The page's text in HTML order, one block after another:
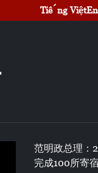
Tiếng Việt
范明政总理：
完成100所寄